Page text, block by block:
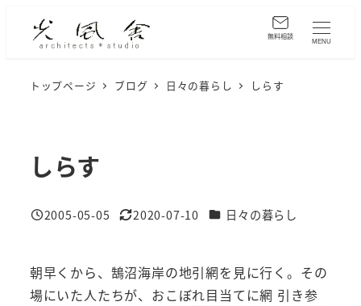
MENU
トップページ ブログ 日々の暮らし しらす
しらす
投稿日
2005-05-05
更新日
2020-07-10 カテゴリー
日々の暮らし
朝早くから、鵠沼海岸の地引網を見に行く。その
場にいた人たちが、おこぼれ目当てに網 引き参
無料相談